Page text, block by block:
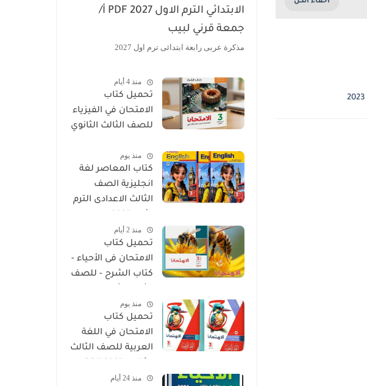
الابتدائي الترم الاول 2027 PDF أ/
جمعة قرني لبيب
مذكرة عربى رابعة ابتدائى ترم اول 2027
منذ 4 أيام
تحميل كتاب
الامتحان في الفيزياء
للصف الثالث الثانوي
الشرح
منذ يوم
كتاب المعاصر لغة
انجليزية الصف
الثالث الاعدادى الترم
منذ 2 أيام
تحميل كتاب
الامتحان فى الأحياء -
كتاب الشرح - للصف
PDFمنذ يوم
تحميل كتاب
الامتحان في اللغة
العربية للصف الثالث
كتاب الأسئلة
منذ 24 أيام